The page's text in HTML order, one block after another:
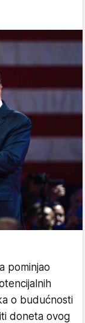
pominjao
o budućnosti
doneta ovog